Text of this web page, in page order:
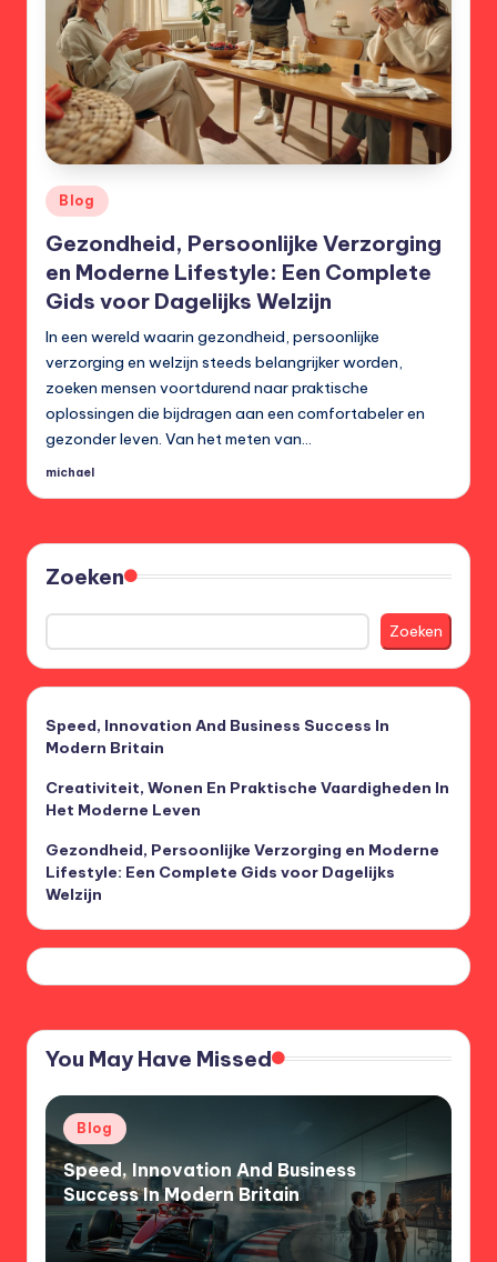
Posted
Blog
Gezondheid, Persoonlijke Verzorging
en Moderne Lifestyle: Een Complete
Gids voor Dagelijks Welzijn
In een wereld waarin gezondheid, persoonlijke
verzorging en welzijn steeds belangrijker worden,
zoeken mensen voortdurend naar praktische
oplossingen die bijdragen aan een comfortabeler en
gezonder leven. Van het meten van…
Posted
michael
Zoeken
Zoeken
Speed, Innovation And Business Success In
Modern Britain
Creativiteit, Wonen En Praktische Vaardigheden In
Het Moderne Leven
Gezondheid, Persoonlijke Verzorging en Moderne
Lifestyle: Een Complete Gids voor Dagelijks
Welzijn
You May Have Missed
Posted
in
Blog
Speed, Innovation And Business
Success In Modern Britain